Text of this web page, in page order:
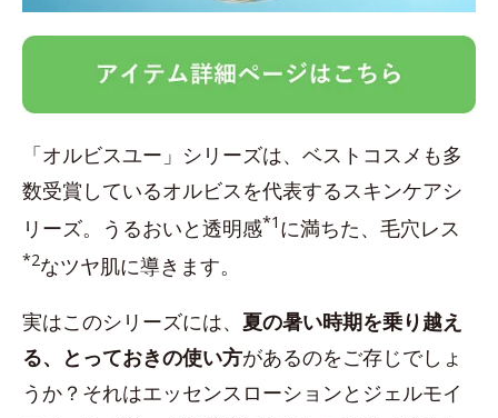
「オルビスユー」シリーズは、ベストコスメも多
数受賞しているオルビスを代表するスキンケアシ
リーズ。うるおいと透明感*1 に満ちた、毛穴レス
*2なツヤ肌に導きます。
実はこのシリーズには、 夏の暑い時期を乗り越え
る、とっておきの使い方があるのをご存じでしょ
うか？それはエッセンスローションとジェルモイ